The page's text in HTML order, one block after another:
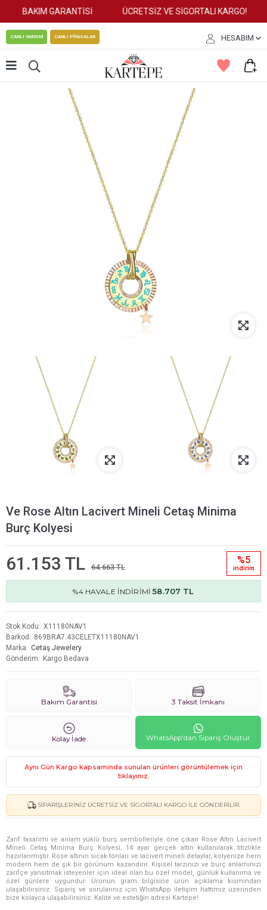
BAKIM GARANTİSİ ÜCRETSİZ VE SİGORTALI KARGO!
CANLI YARDIM CANLI PİYASALAR HESABIM
Ve Rose Altın Lacivert Mineli Cetaş Minima
Burç Kolyesi
61.153 TL 64.663 TL
%5
i̇ndi̇ri̇m
%4 HAVALE İNDİRİMİ58.707 TL
Stok Kodu
X11180NAV1
Barkod
869BRA7.43CELETX11180NAV1
Marka
Cetaş Jewelery
Gönderim
Kargo Bedava
Bakım Garantisi 3 Taksit İmkanı
Kolay İade WhatsApp'dan Sipariş Oluştur
Aynı Gün Kargo kapsamında sunulan ürünleri görüntülemek için
tıklayınız.
SIPARIŞLERINIZ ÜCRETSIZ VE SIGORTALI KARGO ILE GÖNDERILIR.
Zarif tasarımı ve anlam yüklü burç sembolleriyle öne çıkan Rose Altın Lacivert
Mineli Cetaş Minima Burç Kolyesi, 14 ayar gerçek altın kullanılarak titizlikle
hazırlanmıştır. Rose altının sıcak tonları ve lacivert mineli detaylar, kolyenize hem
modern hem de şık bir görünüm kazandırır. Kişisel tarzınızı ve burç anlamınızı
zarifçe yansıtmak isteyenler için ideal olan bu özel model, günlük kullanıma ve
özel günlere uygundur. Ürünün gram bilgisine ürün açıklama kısmından
ulaşabilirsiniz. Sipariş ve sorularınız için WhatsApp iletişim hattımız üzerinden
bize kolayca ulaşabilirsiniz. Kalite ve estetiğin adresi Kartepe!